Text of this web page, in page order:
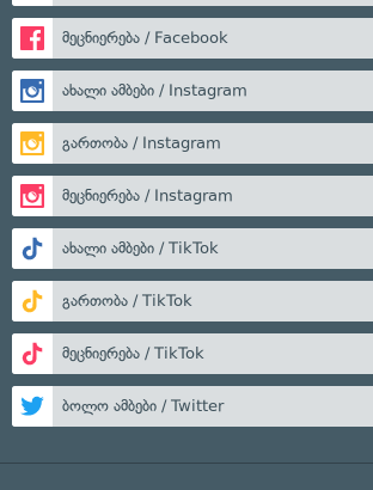
მეცნიერება / Facebook
ახალი ამბები / Instagram
გართობა / Instagram
მეცნიერება / Instagram
ახალი ამბები / TikTok
გართობა / TikTok
მეცნიერება / TikTok
ბოლო ამბები / Twitter